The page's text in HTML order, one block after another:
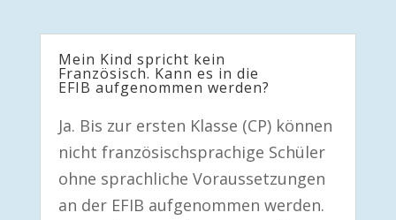
Mein Kind spricht kein
Französisch. Kann es in die
EFIB aufgenommen werden?
Ja. Bis zur ersten Klasse (CP) können
nicht französischsprachige Schüler
ohne sprachliche Voraussetzungen
an der EFIB aufgenommen werden.